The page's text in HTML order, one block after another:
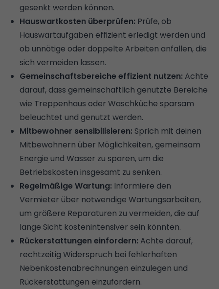
gesenkt werden können.
Hauswartkosten überprüfen: Prüfe, ob
Hauswartaufgaben effizient erledigt werden und
ob unnötige oder doppelte Arbeiten anfallen, die
sich vermeiden lassen.
Gemeinschaftsbereiche effizient nutzen: Achte
darauf, dass gemeinschaftlich genutzte Bereiche
wie Treppenhaus oder Waschküche sparsam
beleuchtet und genutzt werden.
Mitbewohner sensibilisieren: Sprich mit deinen
Mitbewohnern über Möglichkeiten, gemeinsam
Energie und Wasser zu sparen, um die
Betriebskosten insgesamt zu senken.
Regelmäßige Wartung: Informiere den
Vermieter über notwendige Wartungsarbeiten,
um größere Reparaturen zu vermeiden, die auf
lange Sicht kostenintensiver sein könnten.
Rückerstattungen einfordern: Achte darauf,
rechtzeitig Widerspruch bei fehlerhaften
Nebenkostenabrechnungen einzulegen und
Rückerstattungen einzufordern.